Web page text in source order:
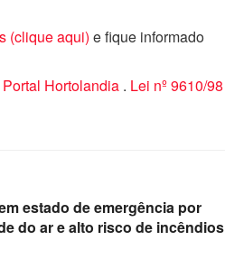
(clique aqui) e fique informado
Portal Hortolandia . Lei nº 9610/98
estado de emergência por
do ar e alto risco de incêndios